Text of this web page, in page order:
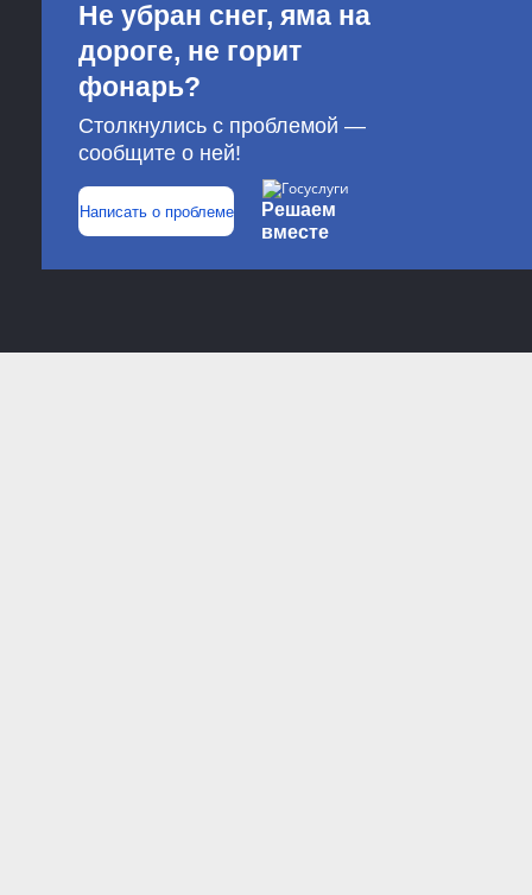
Не убран снег, яма на
дороге, не горит
фонарь?
Столкнулись с проблемой —
сообщите о ней!
Написать о проблеме
Решаем
вместе